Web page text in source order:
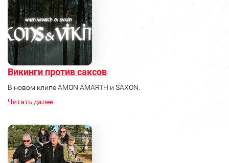
Викинги против саксов
В новом клипе AMON AMARTH и SAXON.
Читать далее